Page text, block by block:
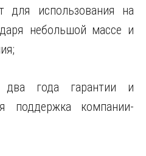
для использования на
небольшой массе и
года гарантии и
поддержка компании-